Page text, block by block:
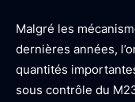
Malgré les
dernières années,
quantités
sous contrôle du